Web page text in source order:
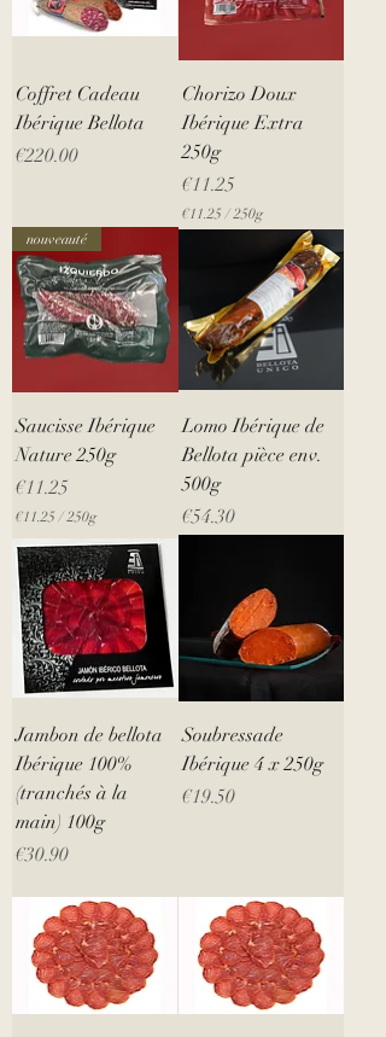
Coffret Cadeau
Ibérique Bellota
Price
€220.00
Chorizo Doux
Ibérique Extra
250g
Price
€11.25
€11.25 /250g
€
5
r
5
0
G
r
m
nouveauté
Saucisse Ibérique
Nature 250g
Price
€11.25
€11.25 /250g
1
1
2
5
p
5
G
r
a
m
s
Lomo Ibérique de
Bellota pièce env.
500g
Price
€54.30
Jambon de bellota
Ibérique 100%
(tranchés à la
main) 100g
Price
€30.90
Soubressade
Ibérique 4 x 250g
Price
€19.50